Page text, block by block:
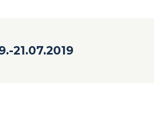
21.07.2019